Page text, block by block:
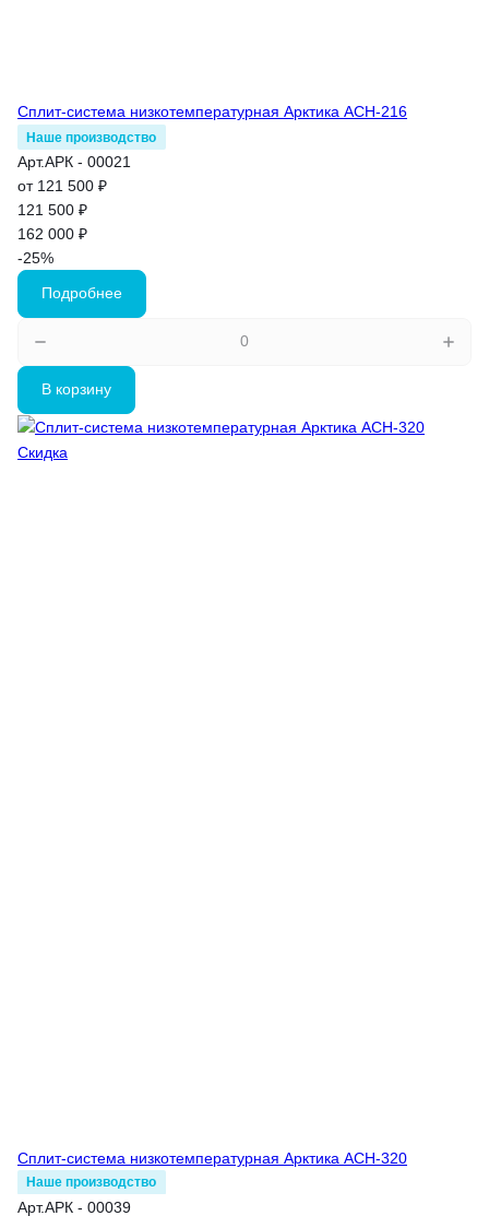
Сплит-система низкотемпературная Арктика АСН-216
Наше производство
Арт.АРК - 00021
от 121 500 ₽
121 500 ₽
162 000 ₽
-25%
Подробнее
В корзину
Скидка
Сплит-система низкотемпературная Арктика АСН-320
Наше производство
Арт.АРК - 00039